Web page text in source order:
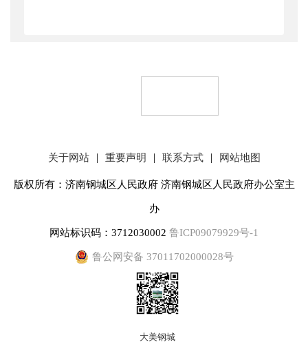
关于网站 | 重要声明 | 联系方式 | 网站地图
版权所有：济南钢城区人民政府 济南钢城区人民政府办公室主
办
网站标识码：3712030002 鲁ICP09079929号-1
鲁公网安备 37011702000028号
大美钢城